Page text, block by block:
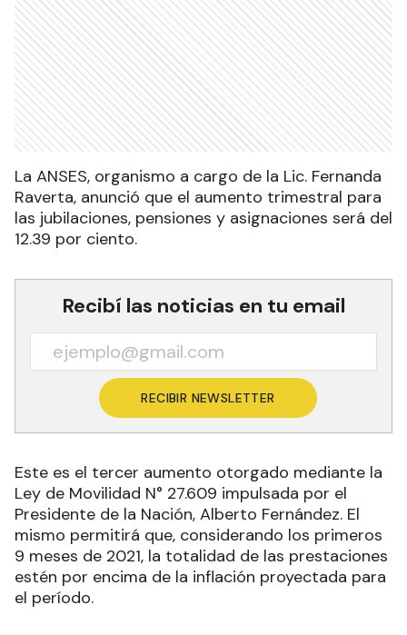
La ANSES, organismo a cargo de la Lic. Fernanda
Raverta, anunció que el aumento trimestral para
las jubilaciones, pensiones y asignaciones será del
12.39 por ciento.
Recibí las noticias en tu email
RECIBIR NEWSLETTER
Este es el tercer aumento otorgado mediante la
Ley de Movilidad N° 27.609 impulsada por el
Presidente de la Nación, Alberto Fernández. El
mismo permitirá que, considerando los primeros
9 meses de 2021, la totalidad de las prestaciones
estén por encima de la inflación proyectada para
el período.